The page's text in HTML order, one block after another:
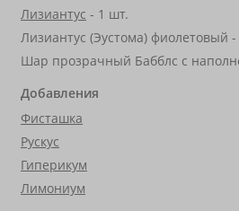
Лизиантус - 1 шт.
Лизиантус (Эустома) фиолетовый
Шар прозрачный Бабблс с
Добавления
Фисташка
Рускус
Гиперикум
Лимониум